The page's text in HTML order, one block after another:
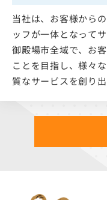
当社は、お客様から
ッフが一体となって
御殿場市全域で、お
ことを目指し、様々
質なサービスを創り